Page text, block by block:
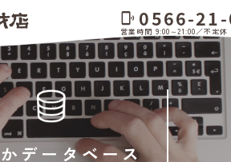
データベース
phonelink_ring 0566-
営業時間 9:00～21:00／不定休